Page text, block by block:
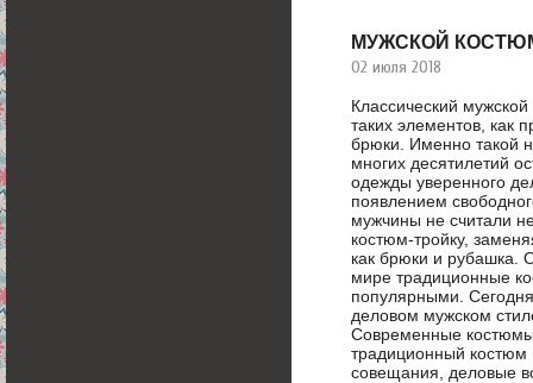
МУЖСКОЙ
02 июля 2018
Классический
таких элементов, как
брюки. Именно такой
многих десятилетий
одежды уверенного
появлением
мужчины не считали
костюм-тройку,
как брюки и рубашка.
мире традиционные
популярными.
деловом мужском
Современные костюмы
традиционный костюм
совещания, деловые